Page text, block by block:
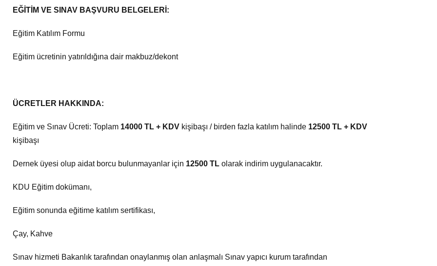
EĞİTİM VE SINAV BAŞVURU BELGELERİ:
Eğitim Katılım Formu
Eğitim ücretinin yatırıldığına dair makbuz/dekont
ÜCRETLER HAKKINDA:
Eğitim ve Sınav Ücreti: Toplam 14000 TL + KDV kişibaşı / birden fazla katılım halinde 12500 TL + KDV
kişibaşı
Dernek üyesi olup aidat borcu bulunmayanlar için 12500 TL olarak indirim uygulanacaktır.
KDU Eğitim dokümanı,
Eğitim sonunda eğitime katılım sertifikası,
Çay, Kahve
Sınav hizmeti Bakanlık tarafından onaylanmış olan anlaşmalı Sınav yapıcı kurum tarafından